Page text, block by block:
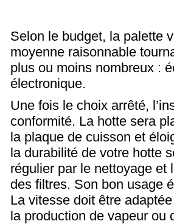
Selon le budget, la palette
moyenne raisonnable
plus ou moins nombreux :
électronique.
Une fois le choix arrêté,
conformité. La hotte sera
la plaque de cuisson et
la durabilité de votre hotte
régulier par le nettoyage et
des filtres. Son bon usage
La vitesse doit être
la production de vapeur ou